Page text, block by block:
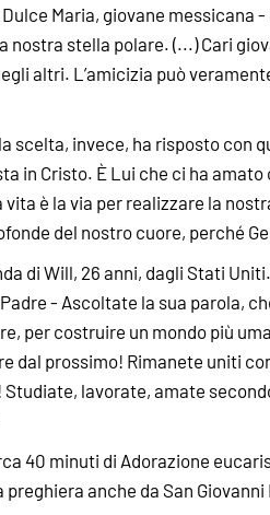
Maria, giovane messicana
stella polare. (...) Cari
altri. L’amicizia può
scelta, invece, ha risposto con
in Cristo. È Lui che ci ha
è la via per realizzare la
del nostro cuore, perché
di Will, 26 anni, dagli Stati
- Ascoltate la sua parola,
per costruire un mondo più
dal prossimo! Rimanete uniti
lavorate, amate
40 minuti di Adorazione
anche da San